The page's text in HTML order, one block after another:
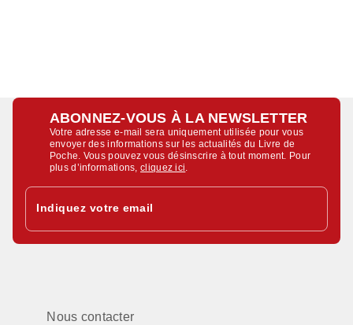
ABONNEZ-VOUS À LA NEWSLETTER
Votre adresse e-mail sera uniquement utilisée pour vous
envoyer des informations sur les actualités du Livre de
Poche. Vous pouvez vous désinscrire à tout moment. Pour
plus d’informations,cliquez ici
Indiquez votre email
Nous contacter